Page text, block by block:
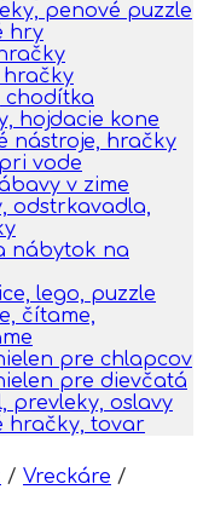
penové puzzle
hry
hračky
chodítka
hojdacie kone
nástroje, hračky
vode
v zime
odstrkavadla,
nábytok na
lego, puzzle
čítame,
pre chlapcov
pre dievčatá
prevleky, oslavy
hračky, tovar
/ Vreckáre /